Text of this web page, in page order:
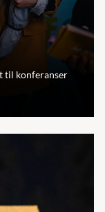
til konferanser